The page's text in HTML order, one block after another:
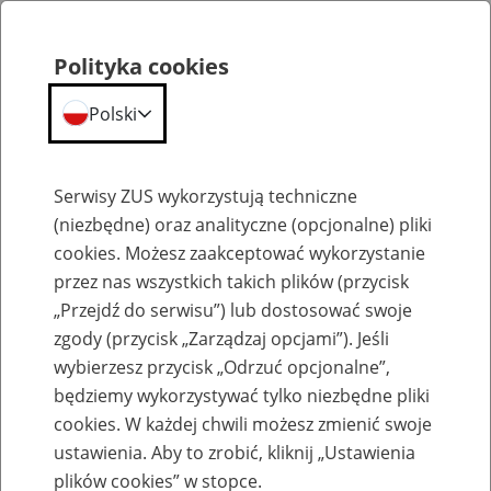
Emerytury
Baza zlikwidowanych lub
przekształconych zakładów pracy
Polityka cookies
Polski
Serwisy ZUS wykorzystują techniczne
(niezbędne) oraz analityczne (opcjonalne) pliki
cookies. Możesz zaakceptować wykorzystanie
przez nas wszystkich takich plików (przycisk
„Przejdź do serwisu”) lub dostosować swoje
zgody (przycisk „Zarządzaj opcjami”). Jeśli
wybierzesz przycisk „Odrzuć opcjonalne”,
będziemy wykorzystywać tylko niezbędne pliki
cookies. W każdej chwili możesz zmienić swoje
ustawienia. Aby to zrobić, kliknij „Ustawienia
plików cookies” w stopce.